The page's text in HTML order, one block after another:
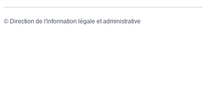
© Direction de l'information légale et administrative